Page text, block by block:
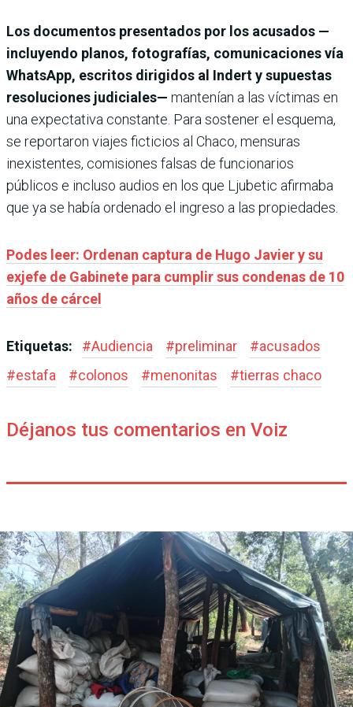
Los documentos presentados por los acusados —
incluyendo planos, fotografías, comunicaciones vía
WhatsApp, escritos dirigidos al Indert y supuestas
resoluciones judiciales— mantenían a las víctimas en
una expectativa constante. Para sostener el esquema,
se reportaron viajes ficticios al Chaco, mensuras
inexistentes, comisiones falsas de funcionarios
públicos e incluso audios en los que Ljubetic afirmaba
que ya se había ordenado el ingreso a las propiedades.
Podes leer: Ordenan captura de Hugo Javier y su
exjefe de Gabinete para cumplir sus condenas de 10
años de cárcel
Etiquetas: #Audiencia #preliminar #acusados
#estafa #colonos #menonitas #tierras chaco
Déjanos tus comentarios en Voiz